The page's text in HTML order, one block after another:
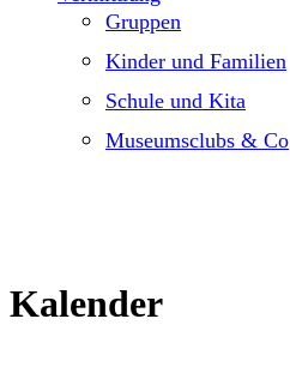
Gruppen
Kinder und Familien
Schule und Kita
Museumsclubs & Co
Kalender